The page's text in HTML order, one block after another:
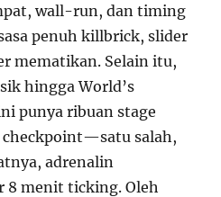
wall-run, dan timing
penuh killbrick, slider
mematikan. Selain itu,
hingga World’s
punya ribuan stage
checkpoint—satu salah,
adrenalin
8 menit ticking. Oleh